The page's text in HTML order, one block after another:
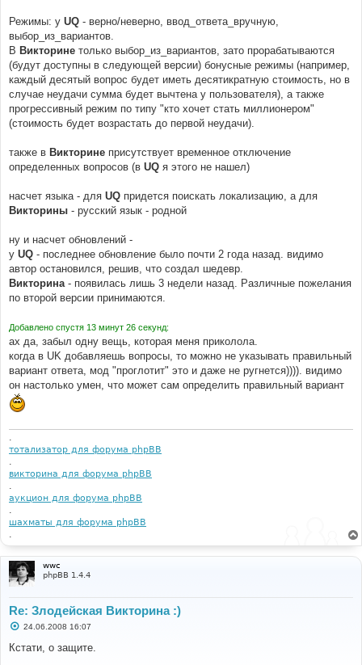
Режимы: у UQ - верно/неверно, ввод_ответа_вручную,
выбор_из_вариантов.
В Викторине только выбор_из_вариантов, зато прорабатываются
(будут доступны в следующей версии) бонусные режимы (например,
каждый десятый вопрос будет иметь десятикратную стоимость, но в
случае неудачи сумма будет вычтена у пользователя), а также
прогрессивный режим по типу "кто хочет стать миллионером"
(стоимость будет возрастать до первой неудачи).
также в Викторине присутствует временное отключение
определенных вопросов (в UQ я этого не нашел)
насчет языка - для UQ придется поискать локализацию, а для
Викторины - русский язык - родной
ну и насчет обновлений -
у UQ - последнее обновление было почти 2 года назад. видимо
автор остановился, решив, что создал шедевр.
Викторина- появилась лишь 3 недели назад. Различные пожелания
по второй версии принимаются.
Добавлено спустя 13 минут 26 секунд:
ах да, забыл одну вещь, которая меня приколола.
когда в UK добавляешь вопросы, то можно не указывать правильный
вариант ответа, мод "проглотит" это и даже не ругнется)))). видимо
он настолько умен, что может сам определить правильный вариант
.
тотализатор для форума phpBB
.
викторина для форума phpBB
.
аукцион для форума phpBB
.
шахматы для форума phpBB
.
wwc
phpBB 1.4.4
Re: Злодейская Викторина :)
С
о
б
24.06.2008 16:07
Кстати, о защите.